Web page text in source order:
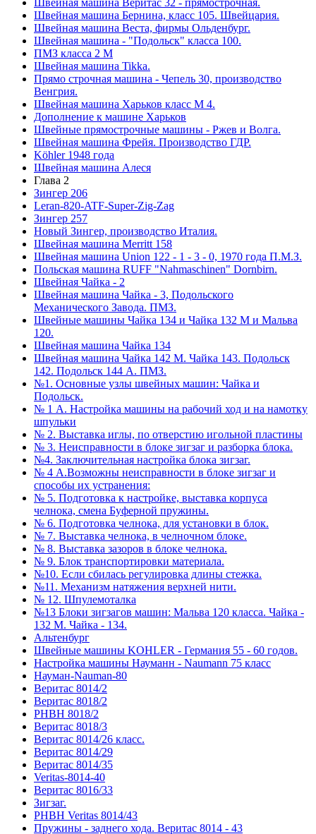
Швейная машина Веритас 32 - прямострочная.
Швейная машина Бернина, класс 105. Швейцария.
Швейная машина Веста, фирмы Ольденбург.
Швейная машина - "Подольск" класса 100.
ПМЗ класса 2 М
Швейная машина Tikka.
Прямо строчная машина - Чепель 30, производство
Венгрия.
Швейная машина Харьков класс М 4.
Дополнение к машине Харьков
Швейные прямострочные машины - Ржев и Волга.
Швейная машина Фрейя. Производство ГДР.
Köhler 1948 года
Швейная машина Алеся
Глава 2
Зингер 206
Leran-820-ATF-Super-Zig-Zag
Зингер 257
Новый Зингер, производство Италия.
Швейная машина Merritt 158
Швейная машина Union 122 - 1 - 3 - 0, 1970 года П.М.З.
Польская машина RUFF "Nahmaschinen" Dornbirn.
Швейная Чайка - 2
Швейная машина Чайка - 3, Подольского
Механического Завода. ПМЗ.
Швейные машины Чайка 134 и Чайка 132 М и Мальва
120.
Швейная машина Чайка 134
Швейная машина Чайка 142 М. Чайка 143. Подольск
142. Подольск 144 А. ПМЗ.
№1. Основные узлы швейных машин: Чайка и
Подольск.
№ 1 А. Настройка машины на рабочий ход и на намотку
шпульки
№ 2. Выставка иглы, по отверстию игольной пластины
№ 3. Неисправности в блоке зигзаг и разборка блока.
№4. Заключительная настройка блока зигзаг.
№ 4 А.Возможны неисправности в блоке зигзаг и
способы их устранения:
№ 5. Подготовка к настройке, выставка корпуса
челнока, смена Буферной пружины.
№ 6. Подготовка челнока, для установки в блок.
№ 7. Выставка челнока, в челночном блоке.
№ 8. Выставка зазоров в блоке челнока.
№ 9. Блок транспортировки материала.
№10. Если сбилась регулировка длины стежка.
№11. Механизм натяжения верхней нити.
№ 12. Шпулемоталка
№13 Блоки зигзагов машин: Мальва 120 класса. Чайка -
132 М. Чайка - 134.
Альтенбург
Швейные машины KOHLER - Германия 55 - 60 годов.
Настройка машины Науманн - Naumann 75 класс
Науман-Nauman-80
Веритас 8014/2
Веритас 8018/2
РНВН 8018/2
Веритас 8018/3
Веритас 8014/26 класс.
Веритас 8014/29
Веритас 8014/35
Veritas-8014-40
Веритас 8016/33
Зигзаг.
РНВН Veritas 8014/43
Пружины - заднего хода. Веритас 8014 - 43